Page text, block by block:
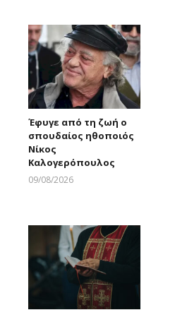
Έφυγε από τη ζωή ο
σπουδαίος ηθοποιός
Νίκος
Καλογερόπουλος
09/08/2026